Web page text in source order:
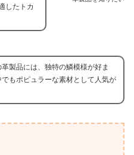
したトカ
製品には、独特の鱗模様が好ま
もポピュラーな素材として人気が